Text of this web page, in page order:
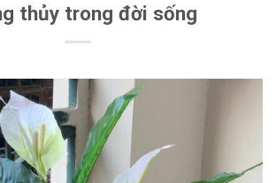
thủy trong đời sống